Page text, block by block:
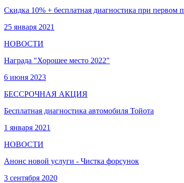
Скидка 10% + бесплатная диагностика при первом
25 января 2021
НОВОСТИ
Награда "Хорошее место 2022"
6 июня 2023
БЕССРОЧНАЯ АКЦИЯ
Бесплатная диагностика автомобиля Тойота
1 января 2021
НОВОСТИ
Анонс новой услуги - Чистка форсунок
3 сентября 2020